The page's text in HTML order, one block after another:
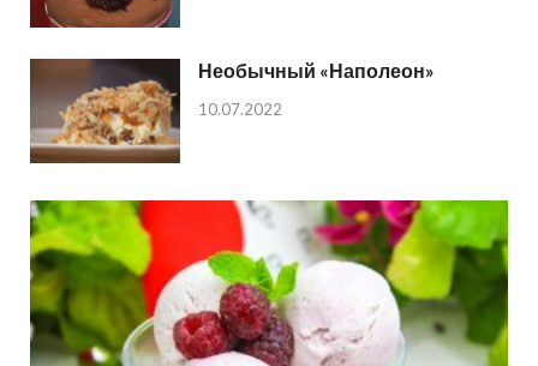
Необычный «Наполеон»
10.07.2022